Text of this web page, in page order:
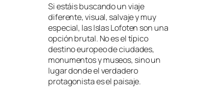
Si estáis buscando un viaje
diferente, visual, salvaje y muy
especial, las Islas Lofoten son una
opción brutal. No es el típico
destino europeo de ciudades,
monumentos y museos, sino un
lugar donde el verdadero
protagonista es el paisaje.